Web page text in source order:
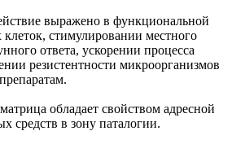
выражено в функциональной
стимулировании местного
ответа, ускорении процесса
резистентности микроорганизмов
обладает свойством адресной
средств в зону паталогии.